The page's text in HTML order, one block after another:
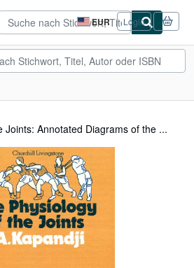
EUR
Seite
der
Einkaufseinstellungen.
Login
Joints: Annotated Diagrams of the ...